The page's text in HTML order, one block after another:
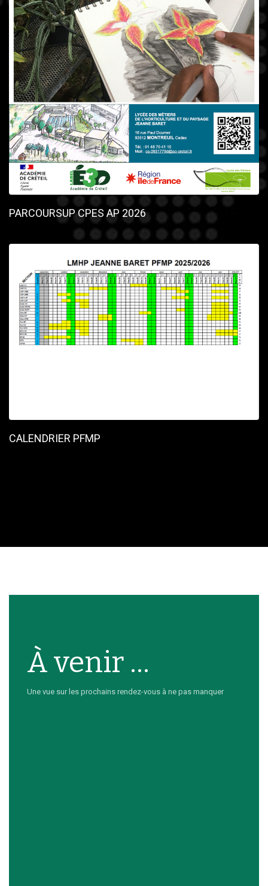
PARCOURSUP CPES AP 2026
CALENDRIER PFMP
À venir ...
Une vue sur les prochains rendez-vous à ne pas manquer